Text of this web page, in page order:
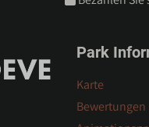
Park
Karte
Bewertungen